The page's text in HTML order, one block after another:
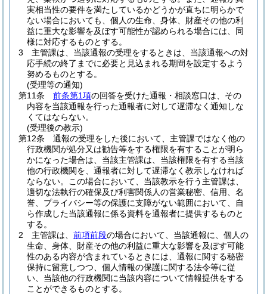
実相当性の要件を満たしているかどうかが直ちに明らかで
ない場合においても、個人の生命、身体、財産その他の利
益に重大な影響を及ぼす可能性が認められる場合には、同
様に対応するものとする。
3
主管課は、当該通報の受理をするときは、当該通報への対
応手続の終了までに必要と見込まれる期間を設定するよう
努めるものとする。
(受理等の通知)
第11条
前条第1項の回答を受けた通報・相談窓口は、その
内容を当該通報を行った通報者に対して遅滞なく通知しな
くてはならない。
(受理後の教示)
第12条
通報の受理をした後において、主管課ではなく他の
行政機関が処分又は勧告等をする権限を有することが明ら
かになった場合は、当該主管課は、当該権限を有する当該
他の行政機関を、通報者に対して遅滞なく教示しなければ
ならない。
この場合において、当該教示を行う主管課は、
適切な法執行の確保及び利害関係人の営業秘密、信用、名
誉、プライバシー等の保護に支障がない範囲において、自
ら作成した当該通報に係る資料を通報者に提供するものと
する。
2
主管課は、 前項前段の場合において、当該通報に、個人の
生命、身体、財産その他の利益に重大な影響を及ぼす可能
性のある内容が含まれているときには、通報に関する秘密
保持に留意しつつ、個人情報の保護に関する法令等に従
い、当該他の行政機関に当該内容について情報提供をする
ことができるものとする。